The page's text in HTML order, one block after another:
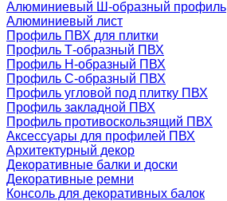
Алюминиевый Ш-образный профиль
Алюминиевый лист
Профиль ПВХ для плитки
Профиль Т-образный ПВХ
Профиль H-образный ПВХ
Профиль C-образный ПВХ
Профиль угловой под плитку ПВХ
Профиль закладной ПВХ
Профиль противоскользящий ПВХ
Аксессуары для профилей ПВХ
Архитектурный декор
Декоративные балки и доски
Декоративные ремни
Консоль для декоративных балок